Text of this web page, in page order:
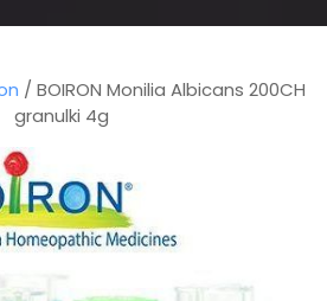
/ BOIRON Monilia Albicans 200CH
granulki 4g